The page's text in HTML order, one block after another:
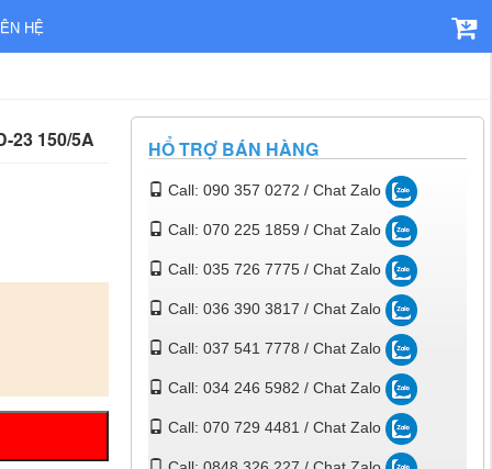
HỆ
23 150/5A HỔ TRỢ BÁN HÀNG
Call: 090 357 0272 / Chat Zalo
Call: 070 225 1859 / Chat Zalo
Call: 035 726 7775 / Chat Zalo
Call: 036 390 3817 / Chat Zalo
Call: 037 541 7778 / Chat Zalo
Call: 034 246 5982 / Chat Zalo
Call: 070 729 4481 / Chat Zalo